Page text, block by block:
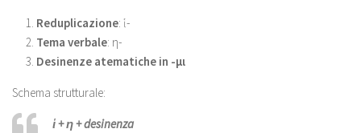
Reduplicazione: ἱ-
Tema verbale: η-
Desinenze atematiche in -μι
Schema strutturale:
ἱ + η + desinenza